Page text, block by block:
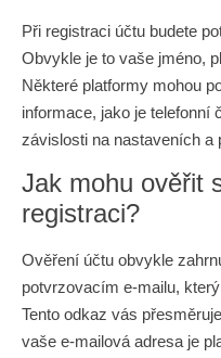
Při registraci účtu budete
Obvykle je to vaše jméno,
Některé platformy mohou
informace, jako je telefonní
závislosti na nastaveních a
Jak mohu ověřit
registraci?
Ověření účtu obvykle
potvrzovacím e-mailu,
Tento odkaz vás
vaše e-mailová adresa je